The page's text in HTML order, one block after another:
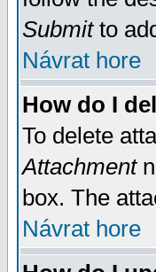
Submitto
Návrat hore
How do I
To delete
Attachment
box. The
Návrat hore